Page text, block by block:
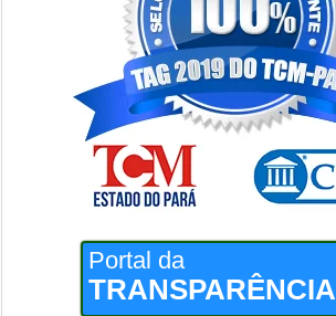
Portal da
TRANSPARÊNCIA